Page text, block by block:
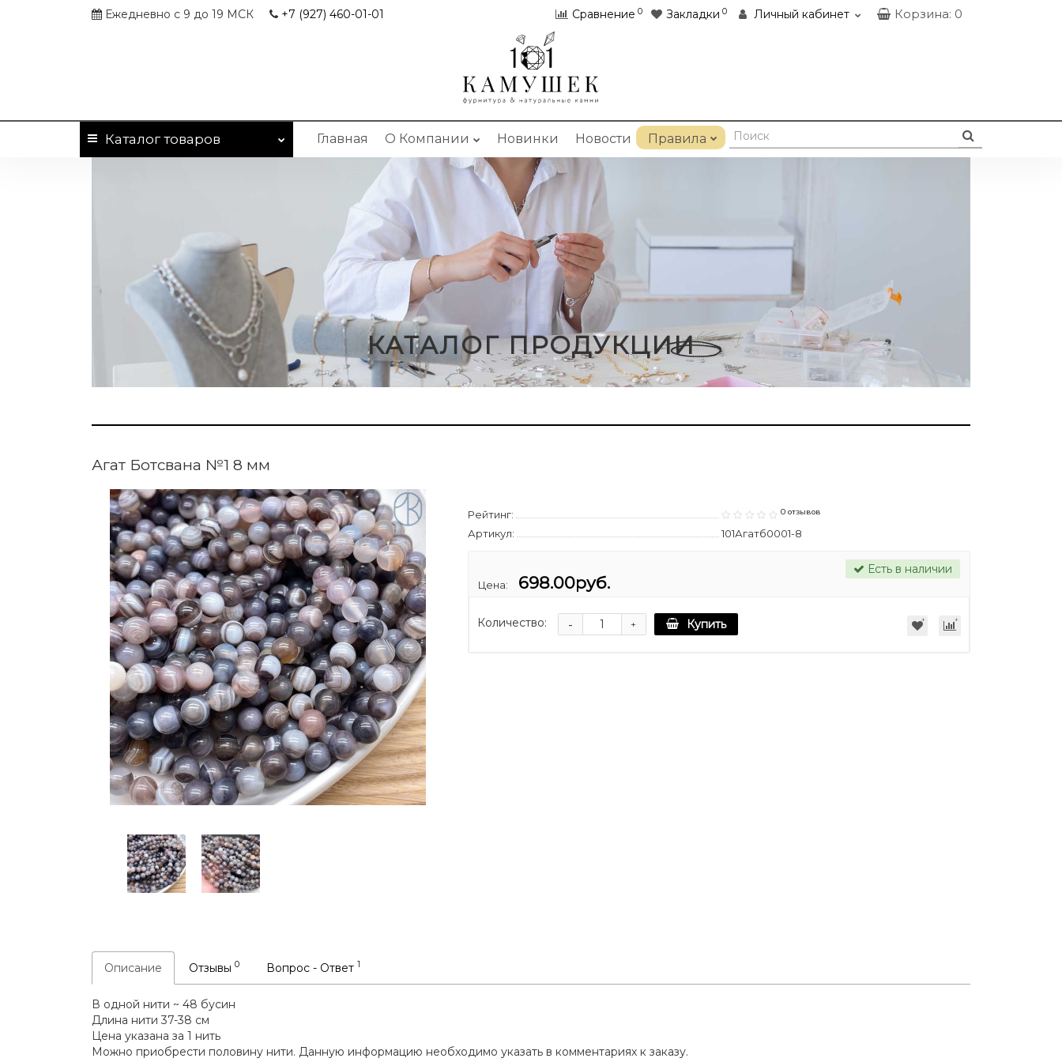
Ежедневно с 9 до 19 МСК +7 (927) 460-01-01 Сравнение 0 Закладки 0 Личный кабинет Корзина: 0
Каталогтоваров Главная О Компании Новинки Новости Правила
КАТАЛОГ ПРОДУКЦИИ
Агат Ботсвана №1 8 мм
Рейтинг: 0 отзывов
Артикул: 101Агатб0001-8
Цена: 698.00руб.
Есть в наличии
Количество: +
- Купить
Описание Отзывы 0 Вопрос - Ответ 1
В одной нити ~ 48 бусин
Длина нити 37-38 см
Цена указана за 1 нить
Можно приобрести половину нити. Данную информацию необходимо указать в комментариях к заказу.